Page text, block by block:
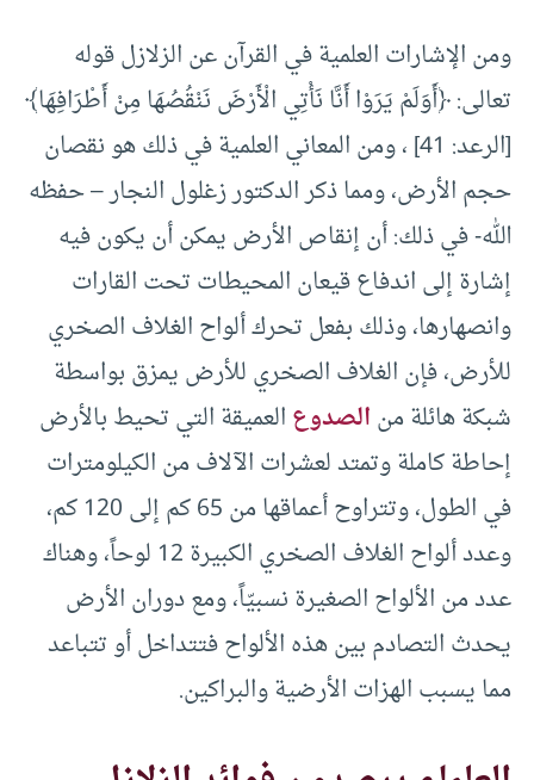
ومن الإشارات العلمية في القرآن عن الزلازل قوله
تعالى: ﴿أَوَلَمْ يَرَوْا أَنَّا نَأْتِي الْأَرْضَ نَنْقُصُهَا مِنْ ‌أَطْرَافِهَا﴾
[الرعد: 41] ، ومن المعاني العلمية في ذلك هو نقصان
حجم الأرض، ومما ذكر الدكتور زغلول النجار – حفظه
الله- في ذلك: أن إنقاص الأرض يمكن أن يكون فيه
إشارة إلى اندفاع قيعان المحيطات تحت القارات
وانصهارها، وذلك بفعل تحرك ألواح الغلاف الصخري
للأرض، فإن الغلاف الصخري للأرض يمزق بواسطة
شبكة هائلة منالصدوعالعميقة التي تحيط بالأرض
إحاطة كاملة وتمتد لعشرات الآلاف من الكيلومترات
في الطول، وتتراوح أعماقها من 65 كم إلى 120 كم،
وعدد ألواح الغلاف الصخري الكبيرة 12 لوحاً، وهناك
عدد من الألواح الصغيرة نسبيّاً، ومع دوران الأرض
يحدث التصادم بين هذه الألواح فتتداخل أو تتباعد
مما يسبب الهزات الأرضية والبراكين.